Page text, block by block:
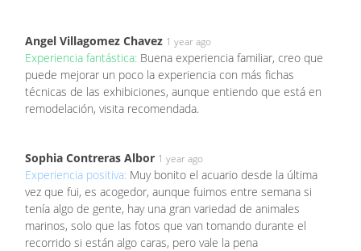
Angel Villagomez Chavez 1 year ago
Experiencia fantástica: Buena experiencia familiar, creo que
puede mejorar un poco la experiencia con más fichas
técnicas de las exhibiciones, aunque entiendo que está en
remodelación, visita recomendada.
Sophia Contreras Albor 1 year ago
Experiencia positiva: Muy bonito el acuario desde la última
vez que fui, es acogedor, aunque fuimos entre semana si
tenía algo de gente, hay una gran variedad de animales
marinos, solo que las fotos que van tomando durante el
recorrido si están algo caras, pero vale la pena